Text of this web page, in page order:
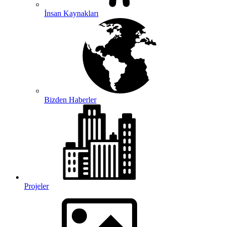
İnsan Kaynakları
Bizden Haberler
Projeler